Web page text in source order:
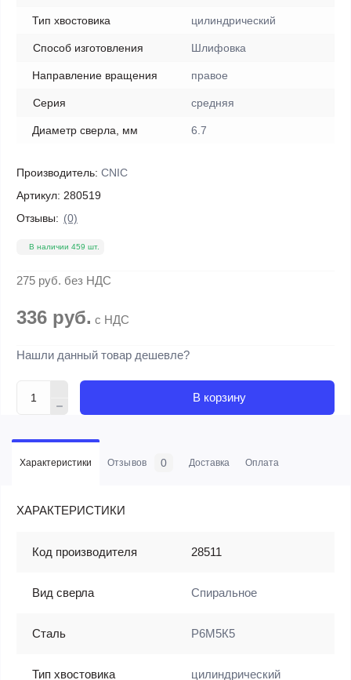
Тип хвостовика цилиндрический
Способ изготовления Шлифовка
Направление вращения правое
Серия средняя
Диаметр сверла, мм 6.7
Производитель: CNIC
Артикул: 280519
Отзывы: (0)
В наличии 459 шт.
275 руб. без НДС
336 руб. с НДС
Нашли данный товар дешевле?
В корзину
Характеристики Отзывов 0 Доставка Оплата
ХАРАКТЕРИСТИКИ
Код производителя 28511
Вид сверла Спиральное
Сталь Р6М5К5
Тип хвостовика цилиндрический